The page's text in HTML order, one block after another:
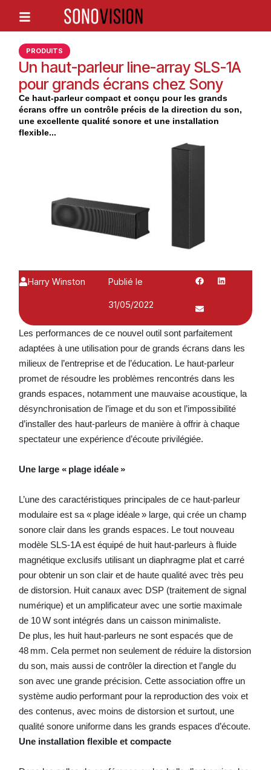
PRODUITS
Un haut-parleur line-array SLS-1A
pour grands écrans chez Sony
Ce haut-parleur compact et conçu pour les grands
écrans offre un contrôle précis de la direction du son,
une excellente qualité sonore et une installation
flexible...
Harry Winston
Publié le
31/05/2022
Les performances de ce nouvel outil sont parfaitement
adaptées à une utilisation pour de grands écrans dans les
milieux de l’entreprise et de l’éducation. Le haut-parleur
promet de résoudre les problèmes rencontrés dans les
grands espaces, notamment une mauvaise acoustique, la
désynchronisation de l’image et du son et l’impossibilité
d’installer des haut-parleurs de manière à offrir à chaque
spectateur une expérience d’écoute privilégiée.
Une large « plage idéale »
L’une des caractéristiques principales de ce haut-parleur
modulaire est sa « plage idéale » large, qui crée un champ
sonore clair dans les grands espaces. Le tout nouveau
modèle SLS-1A est équipé de huit haut-parleurs à fluide
magnétique exclusifs utilisant un diaphragme plat et carré
pour obtenir un son clair et de haute qualité avec très peu
de distorsion. Huit canaux avec DSP (traitement de signal
numérique) et un amplificateur avec une sortie maximale
de 10 W sont intégrés dans un caisson minimaliste.
De plus, les huit haut-parleurs ne sont espacés que de
48 mm. Cela permet non seulement de réduire la distorsion
du son, mais aussi de contrôler la direction et l’angle du
son avec une grande précision. Cette association offre un
système audio performant pour la reproduction des voix et
des contenus, avec moins de distorsion et surtout, une
qualité sonore uniforme dans les grands espaces d’écoute.
Une installation flexible et compacte